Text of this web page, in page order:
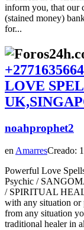
inform you, that our
(stained money)
for...
LOVE
noahprophet2
enAmarresCreado:
Powerful Love
Psychic /
/ SPIRITUAL
with any situation or
from any situation
traditional healer in